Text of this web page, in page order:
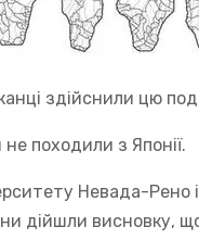
здійснили цю
походили з Японії.
Невада-Рено
дійшли висновку,